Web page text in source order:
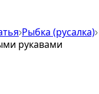
Рыбка (русалка)
рукавами